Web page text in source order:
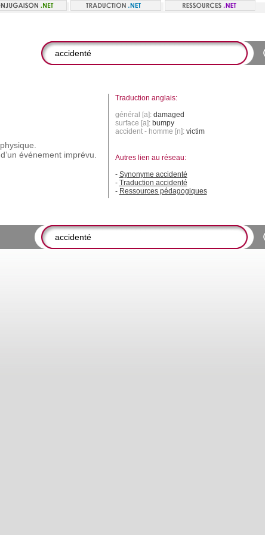
physique.
d’un événement imprévu.
Traduction anglais:
général [a]: damaged
surface [a]: bumpy
accident - homme [n]: victim
Autres lien au réseau:
- Synonyme accidenté
- Traduction accidenté
- Ressources pédagogiques